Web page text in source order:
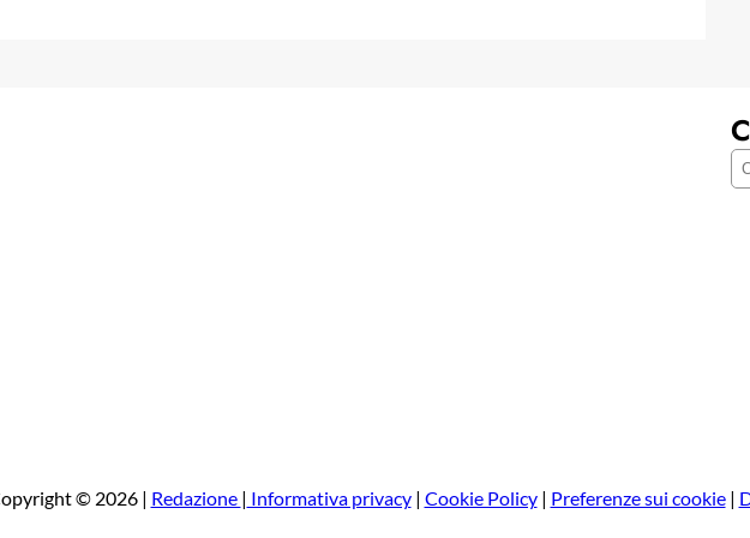
C
© 2026 | Redazione | Informativa privacy| Cookie Policy| Preferenze sui cookie|